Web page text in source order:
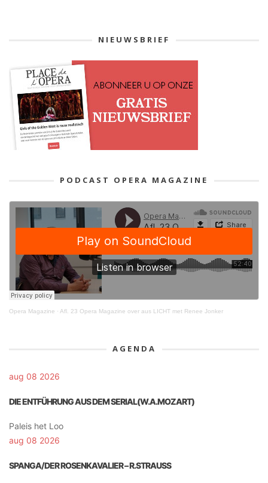
NIEUWSBRIEF
PODCAST OPERA MAGAZINE
Opera Magazine · Afl. 23 Opera Magazine over aus LICHT met Renee Jonker
AGENDA
aug 08 2026
DIE ENTFÜHRUNG AUS DEM SERIAL(W.A.MOZART)
Paleis het Loo
aug 08 2026
SPANGA/DER ROSENKAVALIER – R.STRAUSS